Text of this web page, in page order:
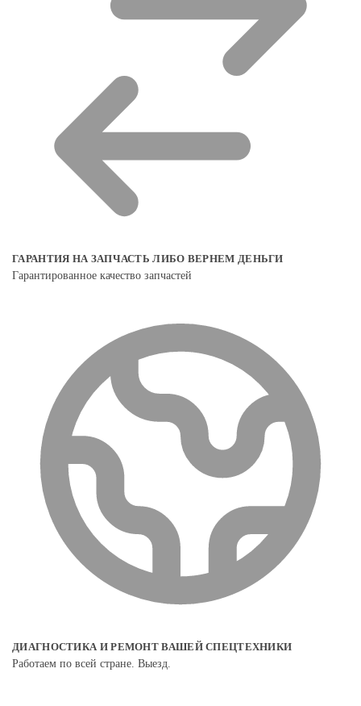
ГАРАНТИЯ НА ЗАПЧАСТЬ ЛИБО ВЕРНЕМ ДЕНЬГИ
Гарантированное качество запчастей
ДИАГНОСТИКА И РЕМОНТ ВАШЕЙ СПЕЦТЕХНИКИ
Работаем по всей стране. Выезд.